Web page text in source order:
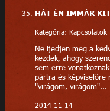
HÁT ÉN IMMÁR
Kategória: Kapcsolatok
Ne ijedjen meg a
kezdek, ahogy
sem erre
pártra és képviselőre
"virágom, virágom"...
2014-11-14